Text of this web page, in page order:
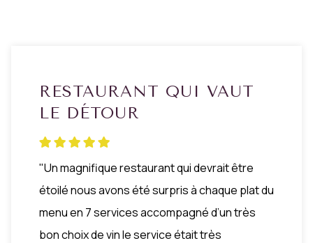
RESTAURANT QUI VAUT
LE DÉTOUR
"Un magnifique restaurant qui devrait être
étoilé nous avons été surpris à chaque plat du
menu en 7 services accompagné d’un très
bon choix de vin le service était très